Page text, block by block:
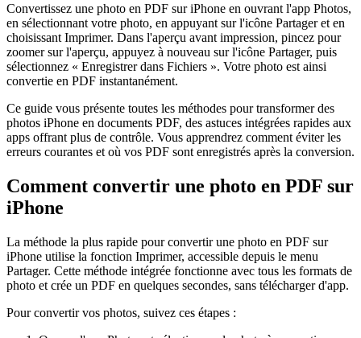
Convertissez une photo en PDF sur iPhone en ouvrant l'app Photos,
en sélectionnant votre photo, en appuyant sur l'icône Partager et en
choisissant Imprimer. Dans l'aperçu avant impression, pincez pour
zoomer sur l'aperçu, appuyez à nouveau sur l'icône Partager, puis
sélectionnez « Enregistrer dans Fichiers ». Votre photo est ainsi
convertie en PDF instantanément.
Ce guide vous présente toutes les méthodes pour transformer des
photos iPhone en documents PDF, des astuces intégrées rapides aux
apps offrant plus de contrôle. Vous apprendrez comment éviter les
erreurs courantes et où vos PDF sont enregistrés après la conversion.
Comment convertir une photo en PDF sur
iPhone
La méthode la plus rapide pour convertir une photo en PDF sur
iPhone utilise la fonction Imprimer, accessible depuis le menu
Partager. Cette méthode intégrée fonctionne avec tous les formats de
photo et crée un PDF en quelques secondes, sans télécharger d'app.
Pour convertir vos photos, suivez ces étapes :